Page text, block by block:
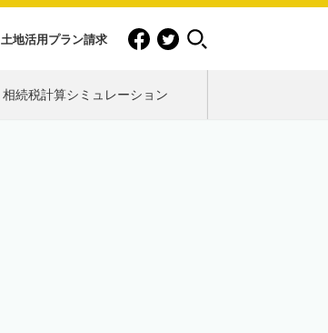
土地活用プラン請求
相続税計算シミュレーション